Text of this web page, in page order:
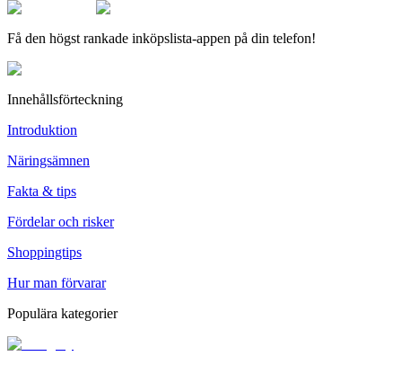
Få den högst rankade inköpslista-appen på din telefon!
Innehållsförteckning
Introduktion
Näringsämnen
Fakta & tips
Fördelar och risker
Shoppingtips
Hur man förvarar
Populära kategorier